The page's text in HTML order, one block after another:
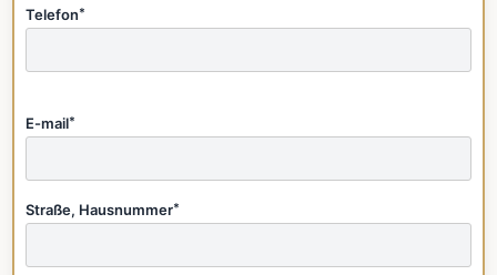
Telefon*
E-mail*
Straße, Hausnummer*